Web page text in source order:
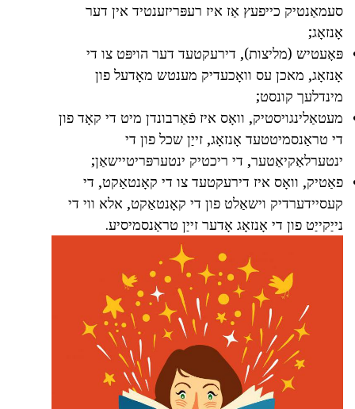
סעמאַנטיק כייפעץ אַז איז רעפּריזענטיד אין דער
אָנזאָג;
פּאָעטיש (מליצות), דירעקטעד דער הויפּט צו די
אָנזאָג, מאכן עס וואָכעדיק מענטש מאָדעל פון
מינדלעך קונסט;
מעטאַלינגויסטיק, וואָס איז פֿאַרבונדן מיט די קאָד פון
די טראַנסמיטטעד אָנזאָג, זייַן שכל פון די
ינטערלאַקיאַטער, די ריכטיק ינטערפּריטיישאַן;
פאַטיק, וואָס איז דירעקטעד צו די קאָנטאַקט, די
קעסיידערדיק וישאַלט פון די קאָנטאַקט, אלא ווי די
נייַקייַט פון די אָנזאָג אָדער זייַן טראַנסמיסיע.